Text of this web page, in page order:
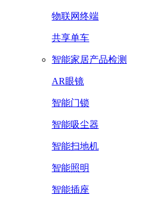
物联网终端
共享单车
智能家居产品检测
AR眼镜
智能门锁
智能吸尘器
智能扫地机
智能照明
智能插座